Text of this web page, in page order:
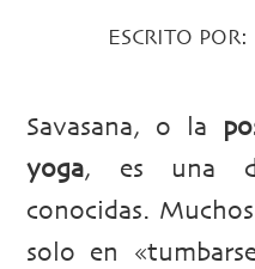
ESCRITO POR:
Savasana, o la
yoga, es una
conocidas.
solo en